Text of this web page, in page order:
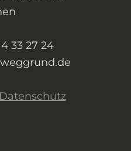
33 27 24
Datenschutz